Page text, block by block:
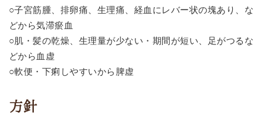
○子宮筋腫、排卵痛、生理痛、経血にレバー状の塊あり、な
どから気滞瘀血
○肌・髪の乾燥、生理量が少ない・期間が短い、足がつるな
どから血虚
○軟便・下痢しやすいから脾虚
方針